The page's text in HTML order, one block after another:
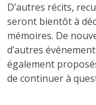
D’autres récits,
seront bientôt à
mémoires. De
d’autres
également
de continuer à